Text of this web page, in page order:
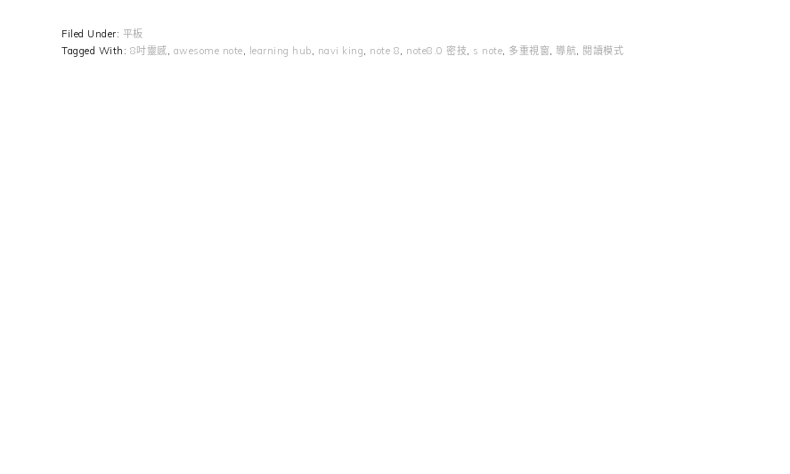
Filed Under: 平板
Tagged With: 8吋靈感, awesome note, learning hub, navi king, note 8, note8.0 密技, s note, 多重視窗, 導航, 閱讀模式